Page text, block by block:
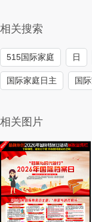
相关搜索
515国际家庭 日
国际家庭日主 国
相关图片